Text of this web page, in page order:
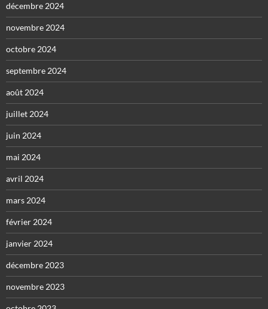
décembre 2024
novembre 2024
octobre 2024
septembre 2024
août 2024
juillet 2024
juin 2024
mai 2024
avril 2024
mars 2024
février 2024
janvier 2024
décembre 2023
novembre 2023